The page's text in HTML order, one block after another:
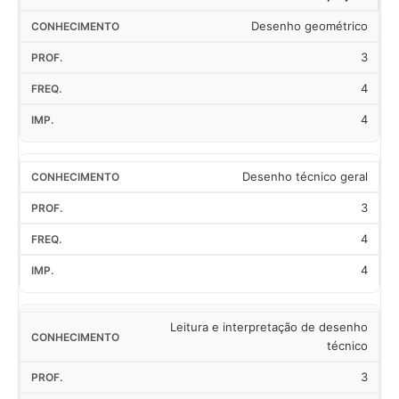
Desenho geométrico
3
4
4
Desenho técnico geral
3
4
4
Leitura e interpretação de desenho
técnico
3